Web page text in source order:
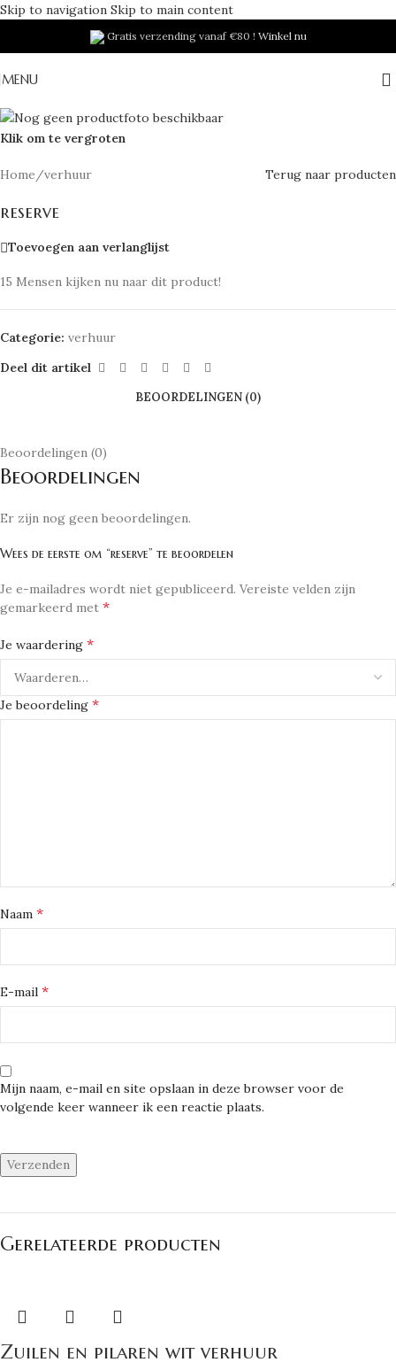
Skip to navigation Skip to main content
Gratis verzending vanaf €80 ! Winkel nu
MENU
Klik om te vergroten
Home /verhuur Terug naar producten
reserve
Toevoegen aan verlanglijst
15 Mensen kijken nu naar dit product!
Categorie: verhuur
Deel dit artikel
BEOORDELINGEN (0)
Beoordelingen (0)
Beoordelingen
Er zijn nog geen beoordelingen.
Wees de eerste om “reserve” te beoordelen
Je e-mailadres wordt niet gepubliceerd. Vereiste velden zijn
gemarkeerd met *
Je waardering *
Je beoordeling *
Naam *
E-mail *
Mijn naam, e-mail en site opslaan in deze browser voor de
volgende keer wanneer ik een reactie plaats.
Gerelateerde producten
Zuilen en pilaren wit verhuur